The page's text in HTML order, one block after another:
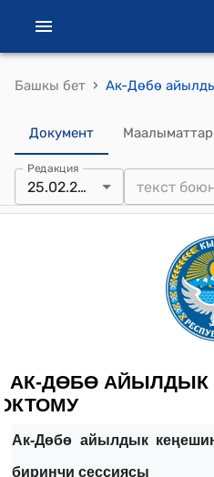
Башкы бет ›
Документ Маалыматтар
Редакция
25.02.2023